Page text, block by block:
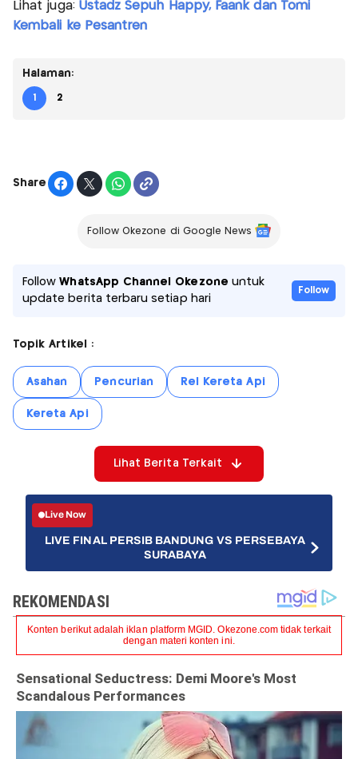
Lihat juga: Ustadz Sepuh Happy, Faank dan Tomi
Kembali ke Pesantren
Halaman:
1 2
Share
Follow Okezone di Google News
FollowWhatsApp Channel Okezone untuk
update berita terbaru setiap hari
Follow
Topik Artikel :
Asahan Pencurian Rel Kereta Api
Kereta Api
Lihat Berita Terkait
Live Now
LIVE FINAL PERSIB BANDUNG VS PERSEBAYA
SURABAYA